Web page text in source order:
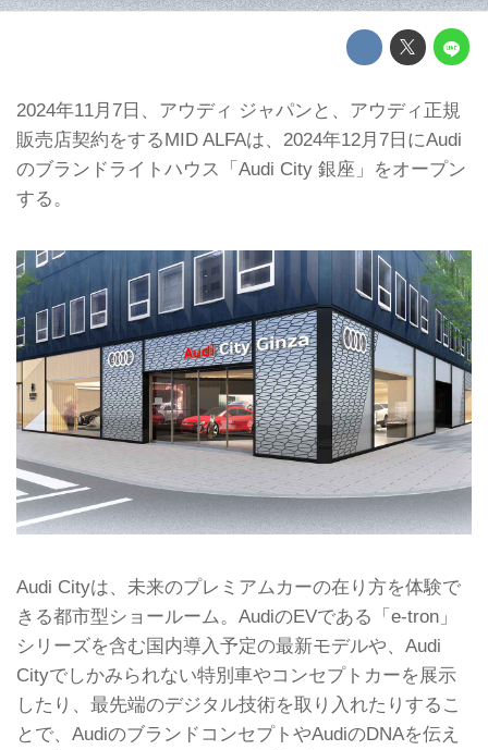
2024年11月7日、アウディ ジャパンと、アウディ正規
販売店契約をするMID ALFAは、2024年12月7日にAudi
のブランドライトハウス「Audi City 銀座」をオープン
する。
Audi Cityは、未来のプレミアムカーの在り方を体験で
きる都市型ショールーム。AudiのEVである「e-tron」
シリーズを含む国内導入予定の最新モデルや、Audi
Cityでしかみられない特別車やコンセプトカーを展示
したり、最先端のデジタル技術を取り入れたりするこ
とで、AudiのブランドコンセプトやAudiのDNAを伝え